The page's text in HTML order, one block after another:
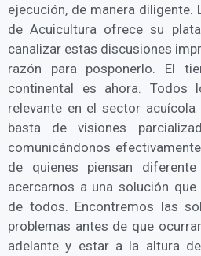
ejecución, de manera diligente.
de Acuicultura ofrece su
canalizar estas discusiones
razón para posponerlo. El
continental es ahora.
relevante en el sector acuícola
basta de visiones
comunicándonos
de quienes piensan
acercarnos a una solución
de todos. Encontremos las
problemas antes de que
adelante y estar a la altura